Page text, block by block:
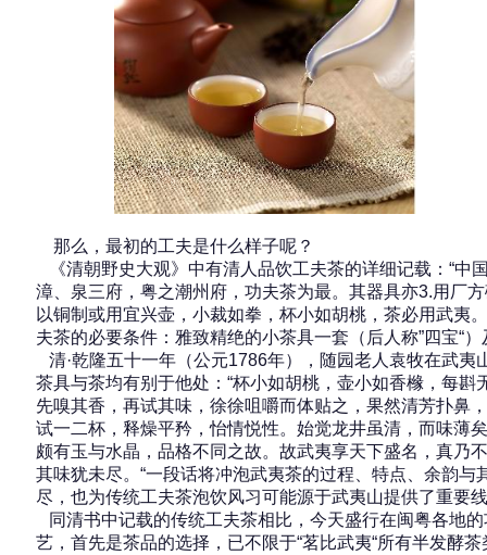
那么，最初的工夫是什么样子呢？
《清朝野史大观》中有清人品饮工夫茶的详细记载：“中
漳、泉三府，粤之潮州府，功夫茶为最。其器具亦3.用厂
以铜制或用宜兴壶，小裁如拳，杯小如胡桃，茶必用武夷
夫茶的必要条件：雅致精绝的小茶具一套（后人称”四宝“
清·乾隆五十一年（公元1786年），随园老人袁牧在武夷
茶具与茶均有别于他处：“杯小如胡桃，壶小如香橼，每斟
先嗅其香，再试其味，徐徐咀嚼而体贴之，果然清芳扑鼻
试一二杯，释燥平矜，怡情悦性。始觉龙井虽清，而味薄
颇有玉与水晶，品格不同之故。故武夷享天下盛名，真乃
其味犹未尽。“一段话将冲泡武夷茶的过程、特点、余韵与
尽，也为传统工夫茶泡饮风习可能源于武夷山提供了重要
同清书中记载的传统工夫茶相比，今天盛行在闽粤各地
艺，首先是茶品的选择，已不限于“茗比武夷“所有半发酵